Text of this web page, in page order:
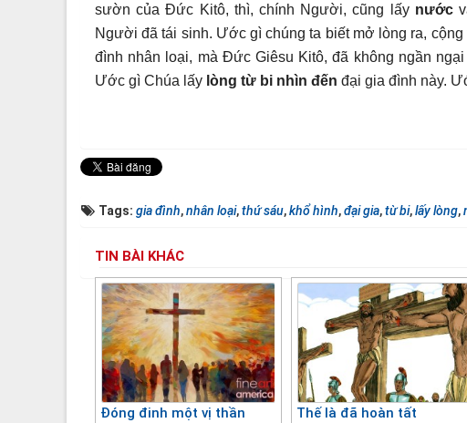
sườn của Đức Kitô, thì, chính Người, cũng lấy nước
Người đã tái sinh. Ước gì chúng ta biết mở lòng ra,
đình nhân loại, mà Đức Giêsu Kitô, đã không ngần ngại
Ước gì Chúa lấy lòng từ bi nhìn đến đại gia đình này.
Tags: gia đình,nhân loại,thứ sáu,khổ hình,đại gia,từ bi,lấy lòng,
TIN BÀI KHÁC
Đóng đinh một vị thần Thế là đã hoàn tất